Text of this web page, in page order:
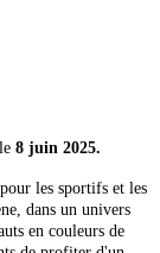
8 juin 2025.
les sportifs et les
dans un univers
en couleurs de